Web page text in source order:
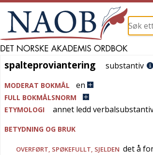
spalteproviantering
spalteproviantering substantiv
MODERAT BOKMÅL en
FULL BOKMÅLSNORM
ETYMOLOGI
annet ledd
BETYDNING OG BRUK
OVERFØRT SPØKEFULLT SJELDEN det å